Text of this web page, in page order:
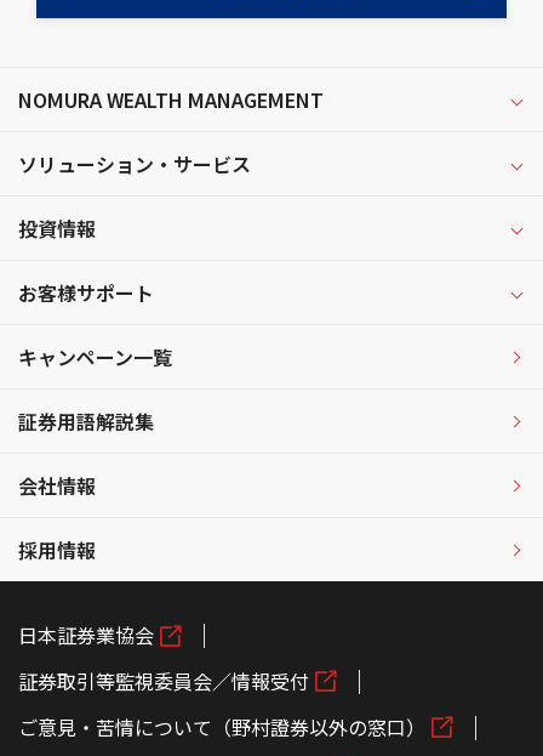
NOMURA WEALTH MANAGEMENT
ソリューション・サービス
投資情報
お客様サポート
キャンペーン一覧
証券用語解説集
会社情報
採用情報
日本証券業協会
証券取引等監視委員会／情報受付
ご意見・苦情について（野村證券以外の窓口）